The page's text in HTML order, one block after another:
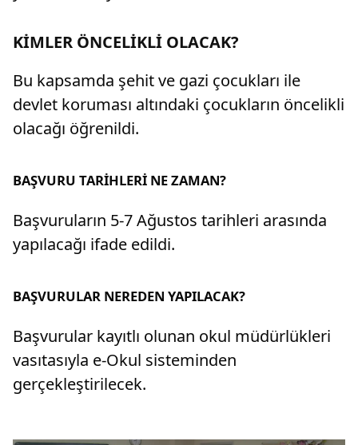
KİMLER ÖNCELİKLİ OLACAK?
Bu kapsamda şehit ve gazi çocukları ile
devlet koruması altındaki çocukların öncelikli
olacağı öğrenildi.
BAŞVURU TARİHLERİ NE ZAMAN?
Başvuruların 5-7 Ağustos tarihleri arasında
yapılacağı ifade edildi.
BAŞVURULAR NEREDEN YAPILACAK?
Başvurular kayıtlı olunan okul müdürlükleri
vasıtasıyla e-Okul sisteminden
gerçekleştirilecek.